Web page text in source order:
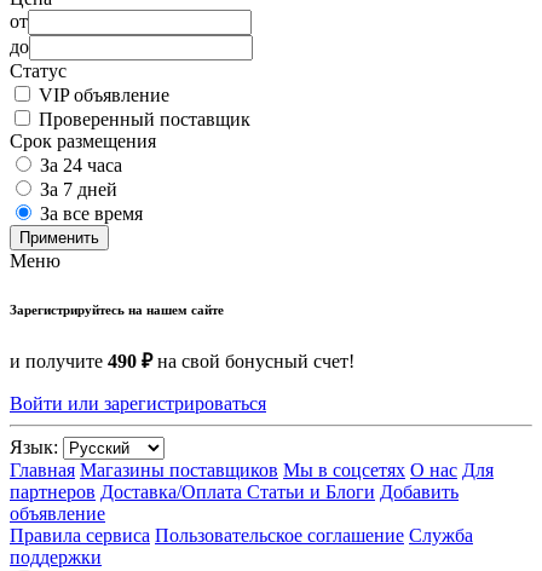
от
до
Статус
VIP объявление
Проверенный поставщик
Срок размещения
За 24 часа
За 7 дней
За все время
Применить
Меню
Зарегистрируйтесь на нашем сайте
и получите 490 ₽на свой бонусный счет!
Войти или зарегистрироваться
Язык:
Главная Магазины поставщиков Мы в соцсетях О нас Для
партнеров Доставка/Оплата Статьи и Блоги Добавить
объявление
Правила сервиса Пользовательское соглашение Служба
поддержки